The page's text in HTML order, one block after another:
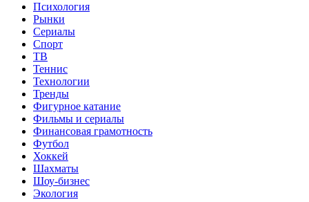
Психология
Рынки
Сериалы
Спорт
ТВ
Теннис
Технологии
Тренды
Фигурное катание
Фильмы и сериалы
Финансовая грамотность
Футбол
Хоккей
Шахматы
Шоу-бизнес
Экология